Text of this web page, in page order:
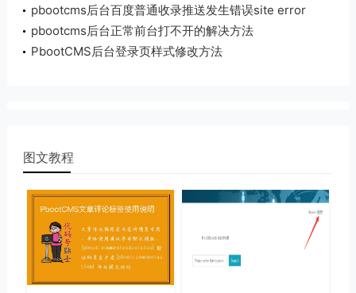
pbootcms后台百度普通收录推送发生错误site error
pbootcms后台正常前台打不开的解决方法
PbootCMS后台登录页样式修改方法
图文教程